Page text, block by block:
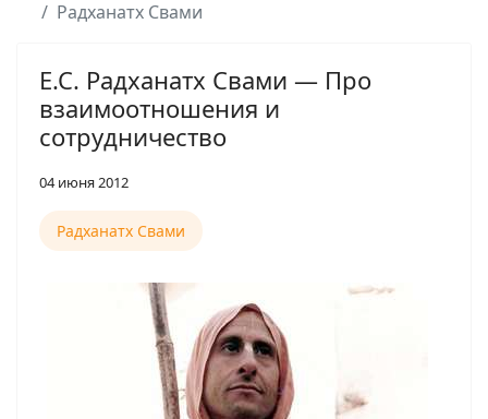
Радханатх Свами
Е.С. Радханатх Свами — Про
взаимоотношения и
сотрудничество
04 июня 2012
Радханатх Свами